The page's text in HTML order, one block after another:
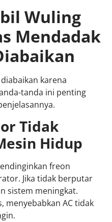
Wuling
Mendadak
karena
tanda ini penting
Tidak
Hidup
freon
Jika tidak berputar
sistem meningkat.
menyebabkan AC tidak